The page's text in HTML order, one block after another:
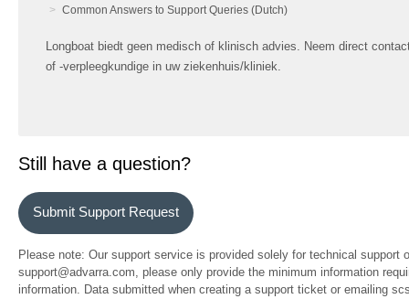
Common Answers to Support Queries (Dutch)
Longboat biedt geen medisch of klinisch advies. Neem direct
of -verpleegkundige in uw ziekenhuis/kliniek.
Still have a question?
Submit Support Request
Please note: Our support service is provided solely for technical
support@advarra.com, please only provide the minimum information
information. Data submitted when creating a support ticket or emailing